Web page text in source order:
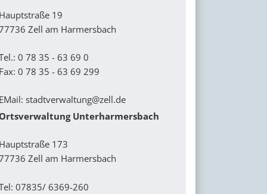
19
Zell am Harmersbach
0 78 35 - 63 69 0
0 78 35 - 63 69 299
stadtverwaltung@zell.de
Unterharmersbach
173
Zell am Harmersbach
07835/ 6369-260